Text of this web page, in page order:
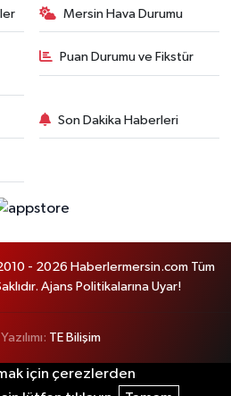
Mersin Hava Durumu
Puan Durumu ve Fikstür
Son Dakika Haberleri
- 2026 Haberlermersin.com Tüm
Ajans Politikalarına Uyar!
TE Bilişim
için çerezlerden